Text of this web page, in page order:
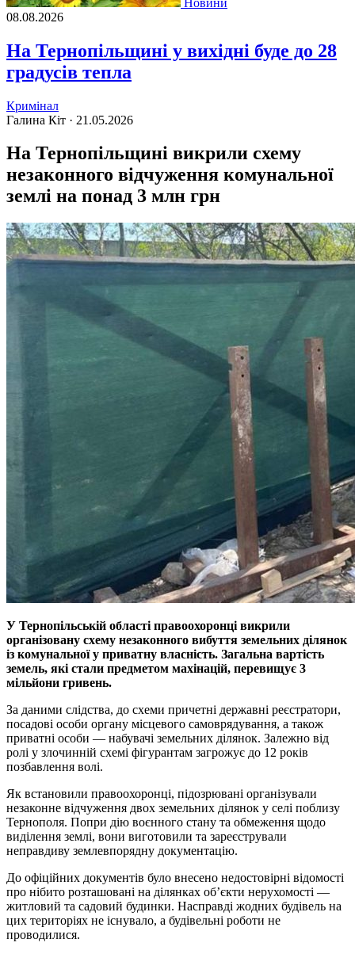
08.08.2026
На Тернопільщині у вихідні буде до 28
градусів тепла
Кримінал
Галина Кіт · 21.05.2026
На Тернопільщині викрили схему
незаконного відчуження комунальної
землі на понад 3 млн грн
У Тернопільській області правоохоронці викрили
організовану схему незаконного вибуття земельних ділянок
із комунальної у приватну власність. Загальна вартість
земель, які стали предметом махінацій, перевищує 3
мільйони гривень.
За даними слідства, до схеми причетні державні реєстратори,
посадові особи органу місцевого самоврядування, а також
приватні особи — набувачі земельних ділянок. Залежно від
ролі у злочинній схемі фігурантам загрожує до 12 років
позбавлення волі.
Як встановили правоохоронці, підозрювані організували
незаконне відчуження двох земельних ділянок у селі поблизу
Тернополя. Попри дію воєнного стану та обмеження щодо
виділення землі, вони виготовили та зареєстрували
неправдиву землевпорядну документацію.
До офіційних документів було внесено недостовірні відомості
про нібито розташовані на ділянках об’єкти нерухомості —
житловий та садовий будинки. Насправді жодних будівель на
цих територіях не існувало, а будівельні роботи не
проводилися.